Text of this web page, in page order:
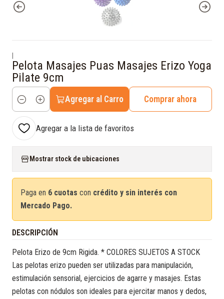
Pelota Masajes Puas Masajes Erizo Yoga
Pilate 9cm
Cantidad
Agregar al Carro Comprar ahora
Agregar a la lista de favoritos
Mostrar stock de ubicaciones
Paga en 6 cuotas con crédito y sin interés con
Mercado Pago.
DESCRIPCIÓN
Pelota Erizo de 9cm Rigida. * COLORES SUJETOS A STOCK
Las pelotas erizo pueden ser utilizadas para manipulación,
estimulación sensorial, ejercicios de agarre y masajes. Estas
pelotas con nódulos son ideales para ejercitar manos y dedos,